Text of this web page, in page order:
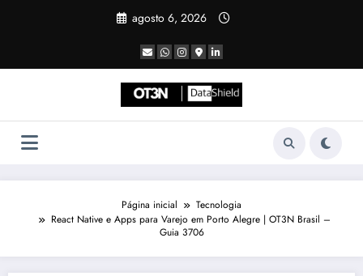
agosto 6, 2026
Página inicial
Tecnologia
React Native e Apps para Varejo em Porto Alegre | OT3N Brasil –
Guia 3706